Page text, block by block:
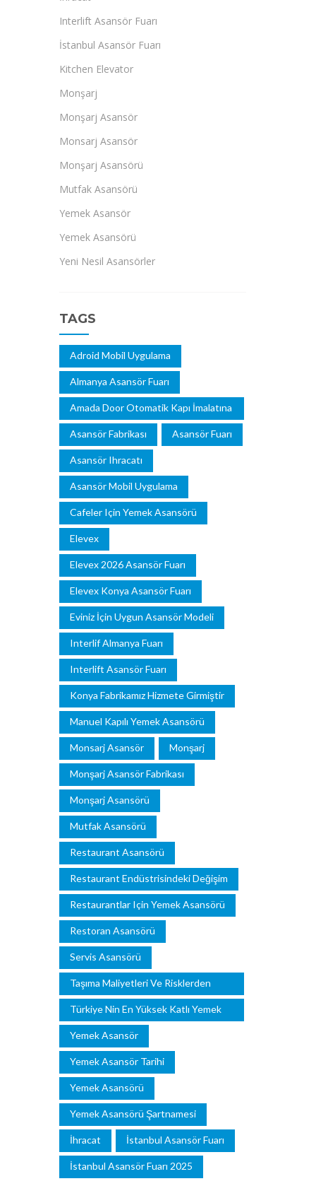
Interlift Asansör Fuarı
İstanbul Asansör Fuarı
Kitchen Elevator
Monşarj
Monşarj Asansör
Monsarj Asansör
Monşarj Asansörü
Mutfak Asansörü
Yemek Asansör
Yemek Asansörü
Yeni Nesil Asansörler
TAGS
Adroid Mobil Uygulama
Almanya Asansör Fuarı
Amada Door Otomatik Kapı İmalatına
Başladı
Asansör Fabrikası Asansör Fuarı
Asansör Ihracatı
Asansör Mobil Uygulama
Cafeler Için Yemek Asansörü
Elevex
Elevex 2026 Asansör Fuarı
Elevex Konya Asansör Fuarı
Eviniz İçin Uygun Asansör Modeli
Interlif Almanya Fuarı
Interlift Asansör Fuarı
Konya Fabrikamız Hizmete Girmiştir
Manuel Kapılı Yemek Asansörü
Monsarj Asansör Monşarj
Monşarj Asansör Fabrikası
Monşarj Asansörü
Mutfak Asansörü
Restaurant Asansörü
Restaurant Endüstrisindeki Değişim
Restaurantlar Için Yemek Asansörü
Restoran Asansörü
Servis Asansörü
Taşıma Maliyetleri Ve Risklerden
Kaçınma
Türkiye Nin En Yüksek Katlı Yemek
Asansörü
Yemek Asansör
Yemek Asansör Tarihi
Yemek Asansörü
Yemek Asansörü Şartnamesi
İhracat İstanbul Asansör Fuarı
İstanbul Asansör Fuarı 2025